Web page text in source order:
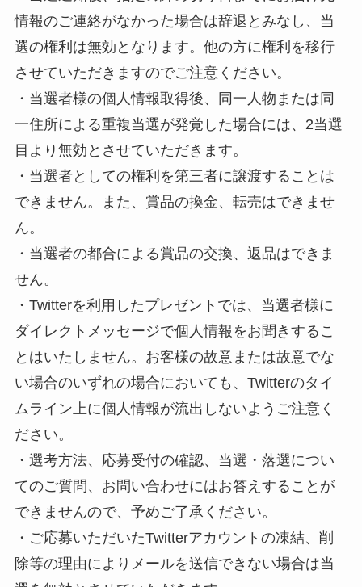
情報のご連絡がなかった場合は辞退とみなし、当
選の権利は無効となります。他の方に権利を移行
させていただきますのでご注意ください。
・当選者様の個人情報取得後、同一人物または同
一住所による重複当選が発覚した場合には、2当選
目より無効とさせていただきます。
・当選者としての権利を第三者に譲渡することは
できません。また、賞品の換金、転売はできませ
ん。
・当選者の都合による賞品の交換、返品はできま
せん。
・Twitterを利用したプレゼントでは、当選者様に
ダイレクトメッセージで個人情報をお聞きするこ
とはいたしません。お客様の故意または故意でな
い場合のいずれの場合においても、Twitterのタイ
ムライン上に個人情報が流出しないようご注意く
ださい。
・選考方法、応募受付の確認、当選・落選につい
てのご質問、お問い合わせにはお答えすることが
できませんので、予めご了承ください。
・ご応募いただいたTwitterアカウントの凍結、削
除等の理由によりメールを送信できない場合は当